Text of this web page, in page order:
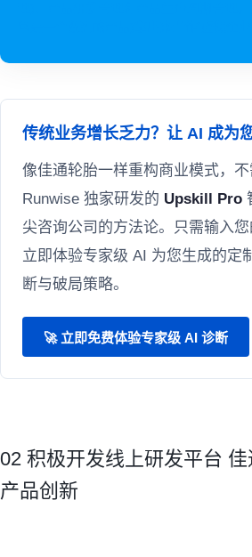
传统业务增长乏力？让 AI 成为
像佳通轮胎一样重构商业模式，不
Runwise 独家研发的 Upskill Pro
尖咨询公司的方法论。只需输入
立即体验专家级 AI 为您生成的定
断与破局策略。
🚀 立即免费体验专家级 AI 诊断
02 积极开发线上研发平台
产品创新